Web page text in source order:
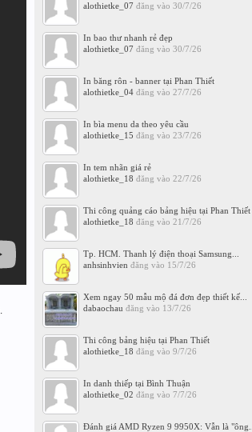
alothietke_07 đăng vào 30/7/26
In bao thư nhanh rẻ đẹp
alothietke_07 đăng vào 30/7/26
In băng rôn - banner tại Phan Thiết
alothietke_04đăng vào 27/7/26
In bìa menu da theo yêu cầu
alothietke_15 đăng vào 23/7/26
In tem nhãn giá rẻ
alothietke_18 đăng vào 22/7/26
Thi công quảng cáo bảng hiệu tại Phan Thiết
alothietke_18 đăng vào 21/7/26
Tp. HCM. Thanh lý điện thoại Samsung...
anhsinhvien đăng vào 15/7/26
Xem ngay 50 mẫu mộ đá đơn đẹp thiết kế...
dabaochau đăng vào 13/7/26
Thi công bảng hiệu tại Phan Thiết
alothietke_18 đăng vào 9/7/26
In danh thiếp tại Bình Thuận
alothietke_02 đăng vào 7/7/26
Đánh giá AMD Ryzen 9 9950X: Vẫn là "ông...